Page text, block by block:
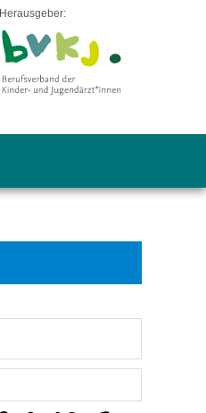
Herausgeber: